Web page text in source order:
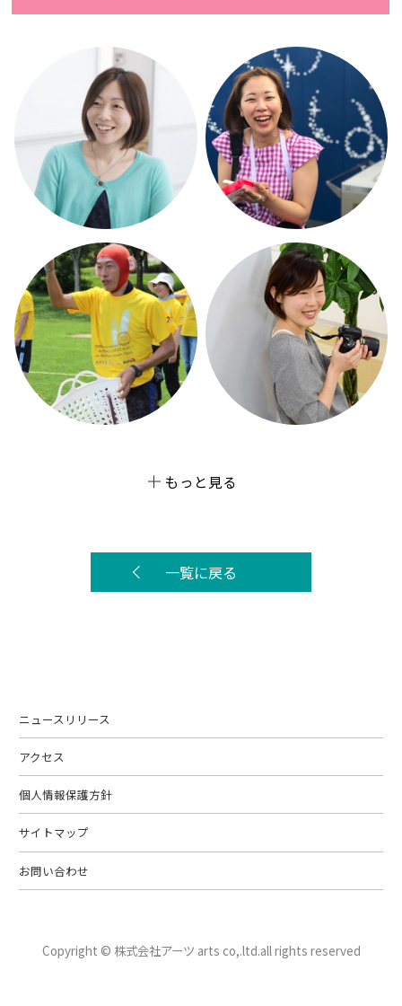
もっと見る
一覧に戻る
ニュースリリース
アクセス
個人情報保護方針
サイトマップ
お問い合わせ
Copyright © 株式会社アーツ arts co,.ltd.all rights reserved